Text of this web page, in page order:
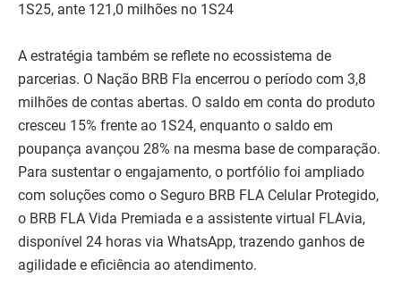
1S25, ante 121,0 milhões no 1S24
A estratégia também se reflete no ecossistema de
parcerias. O Nação BRB Fla encerrou o período com 3,8
milhões de contas abertas. O saldo em conta do produto
cresceu 15% frente ao 1S24, enquanto o saldo em
poupança avançou 28% na mesma base de comparação.
Para sustentar o engajamento, o portfólio foi ampliado
com soluções como o Seguro BRB FLA Celular Protegido,
o BRB FLA Vida Premiada e a assistente virtual FLAvia,
disponível 24 horas via WhatsApp, trazendo ganhos de
agilidade e eficiência ao atendimento.